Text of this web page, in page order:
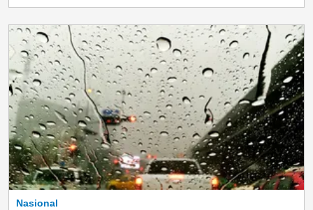
Nasional